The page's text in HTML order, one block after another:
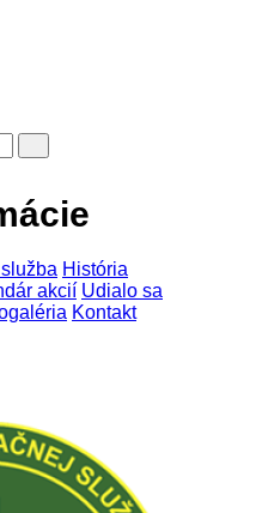
História
akcií Udialo sa
Kontakt